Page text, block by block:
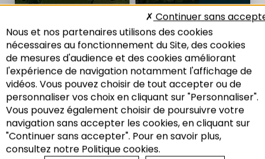
Recherche
Aménagement Environnement
NOTE DE L'ADEUS
N°134
Plan Local d’Urbanisme :
Mettre en œuvre la Trame
Verte et Bleue
FICHES TRAME VERTE
ET BLEUE
La trame verte et bleue dans
l’aménagement du territoire
05/2014
Nous et nos partenaires utilisons des cookies
nécessaires au fonctionnement du Site, des cookies
de mesures d'audience et des cookies améliorant
l'expérience de navigation notamment l'affichage de
vidéos. Vous pouvez choisir de tout accepter ou de
personnaliser vos choix en cliquant sur "Personnaliser".
Vous pouvez également choisir de poursuivre votre
navigation sans accepter les cookies, en cliquant sur
"Continuer sans accepter". Pour en savoir plus,
consultez notre Politique cookies.
Continuer sans